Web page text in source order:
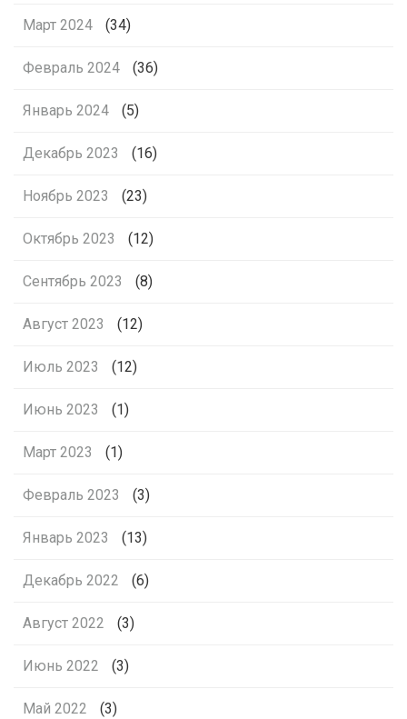
Март 2024 (34)
Февраль 2024 (36)
Январь 2024 (5)
Декабрь 2023 (16)
Ноябрь 2023 (23)
Октябрь 2023 (12)
Сентябрь 2023 (8)
Август 2023 (12)
Июль 2023 (12)
Июнь 2023 (1)
Март 2023 (1)
Февраль 2023 (3)
Январь 2023 (13)
Декабрь 2022 (6)
Август 2022 (3)
Июнь 2022 (3)
Май 2022 (3)